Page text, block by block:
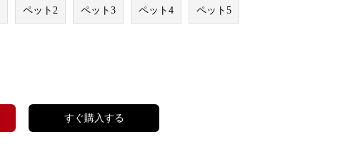
ペット2 ペット3 ペット4 ペット5
すぐ購入する